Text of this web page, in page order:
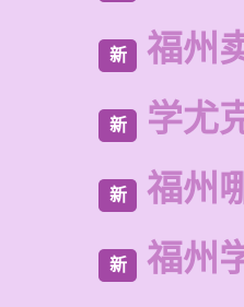
新 福州
新 学尤
新 福州
新 福州